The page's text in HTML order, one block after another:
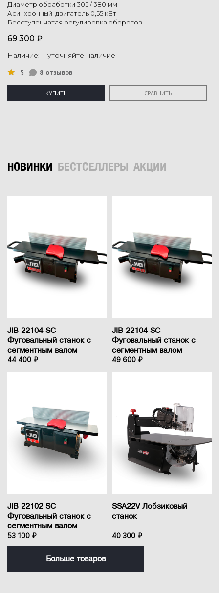
Диаметр обработки 305 / 380 мм
Асинхронный двигатель 0,55 кВт
Бесступенчатая регулировка оборотов
69 300 ₽
Наличие: уточняйте наличие
5 8 отзывов
КУПИТЬ СРАВНИТЬ
НОВИНКИ БЕСТСЕЛЛЕРЫ АКЦИИ
JIB 22104 SC
Фуговальный станок с
сегментным валом
44 400 ₽
JIB 22104 SC
Фуговальный станок с
сегментным валом
49 600 ₽
JIB 22102 SC
Фуговальный станок с
сегментным валом
53 100 ₽
SSA22V Лобзиковый
станок
40 300 ₽
Больше товаров